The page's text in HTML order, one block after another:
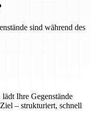
sind während des
Ihre Gegenstände
– strukturiert, schnell